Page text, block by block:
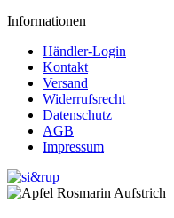
Informationen
Händler-Login
Kontakt
Versand
Widerrufsrecht
Datenschutz
AGB
Impressum